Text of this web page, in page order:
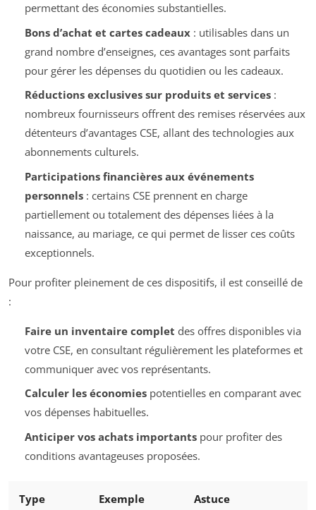
permettant des économies substantielles.
Bons d’achat et cartes cadeaux: utilisables dans un
grand nombre d’enseignes, ces avantages sont parfaits
pour gérer les dépenses du quotidien ou les cadeaux.
Réductions exclusives sur produits et services:
nombreux fournisseurs offrent des remises réservées aux
détenteurs d’avantages CSE, allant des technologies aux
abonnements culturels.
Participations financières aux événements
personnels: certains CSE prennent en charge
partiellement ou totalement des dépenses liées à la
naissance, au mariage, ce qui permet de lisser ces coûts
exceptionnels.
Pour profiter pleinement de ces dispositifs, il est conseillé de
:
Faire un inventaire complet des offres disponibles via
votre CSE, en consultant régulièrement les plateformes et
communiquer avec vos représentants.
Calculer les économiespotentielles en comparant avec
vos dépenses habituelles.
Anticiper vos achats importantspour profiter des
conditions avantageuses proposées.
Type
Exemple
Astuce